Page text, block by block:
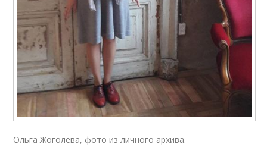
Ольга Жоголева, фото из личного архива.